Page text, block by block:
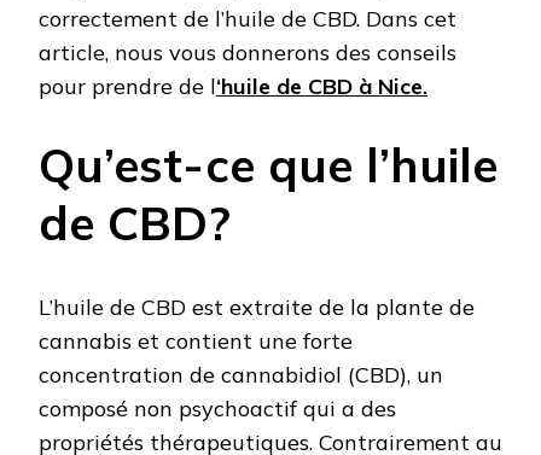
correctement de l’huile de CBD. Dans cet
article, nous vous donnerons des conseils
pour prendre de l‘huile de CBD à Nice.
Qu’est-ce que l’huile
de CBD?
L’huile de CBD est extraite de la plante de
cannabis et contient une forte
concentration de cannabidiol (CBD), un
composé non psychoactif qui a des
propriétés thérapeutiques. Contrairement au